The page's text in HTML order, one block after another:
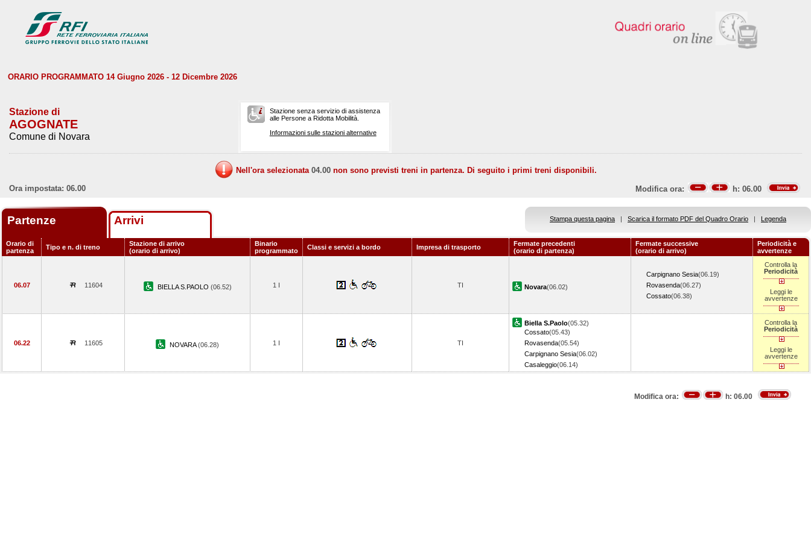
ORARIO PROGRAMMATO 14 Giugno 2026 - 12 Dicembre 2026
Stazione di
AGOGNATE
Comune di Novara
Stazione senza servizio di assistenza
alle Persone a Ridotta Mobilità.
Informazioni sulle stazioni alternative
Nell'ora selezionata 04.00 non sono previsti treni in partenza. Di seguito i primi treni disponibili.
Ora impostata: 06.00
Modifica ora: h: 06.00
Partenze Arrivi Stampa questa pagina | Scarica il formato PDF del Quadro Orario | Legenda
Orario di
partenza
Tipo e n. di treno
Stazione di arrivo
(orario di arrivo)
Binario
programmato
Classi e servizi a bordo Impresa di trasporto
Fermate precedenti
(orario di partenza)
Fermate successive
(orario di arrivo)
Periodicità e
avvertenze
06.07 11604 BIELLA S.PAOLO (06.52) 1 I TI Novara(06.02)
Carpignano Sesia(06.19)
Rovasenda(06.27)
Cossato(06.38)
Controlla la
Periodicità
Leggi le
avvertenze
06.22 11605 NOVARA(06.28) 1 I TI
Biella S.Paolo(05.32)
Cossato(05.43)
Rovasenda(05.54)
Carpignano Sesia(06.02)
Casaleggio(06.14)
Controlla la
Periodicità
Leggi le
avvertenze
Modifica ora: h: 06.00